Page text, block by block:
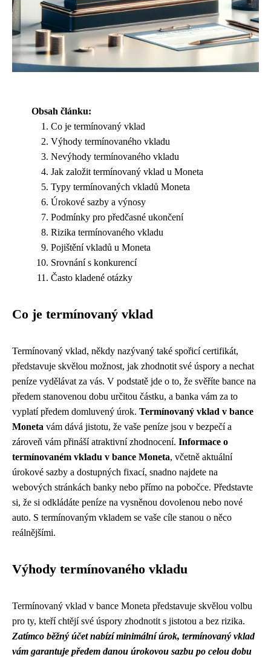
Obsah článku:
Co je termínovaný vklad
Výhody termínovaného vkladu
Nevýhody termínovaného vkladu
Jak založit termínovaný vklad u Moneta
Typy termínovaných vkladů Moneta
Úrokové sazby a výnosy
Podmínky pro předčasné ukončení
Rizika termínovaného vkladu
Pojištění vkladů u Moneta
Srovnání s konkurencí
Často kladené otázky
Co je termínovaný vklad
Termínovaný vklad, někdy nazývaný také spořicí certifikát,
představuje skvělou možnost, jak zhodnotit své úspory a nechat
peníze vydělávat za vás. V podstatě jde o to, že svěříte bance na
předem stanovenou dobu určitou částku, a banka vám za to
vyplatí předem domluvený úrok. Termínovaný vklad v bance
Moneta vám dává jistotu, že vaše peníze jsou v bezpečí a
zároveň vám přináší atraktivní zhodnocení. Informace o
termínovaném vkladu v bance Moneta, včetně aktuální
úrokové sazby a dostupných fixací, snadno najdete na
webových stránkách banky nebo přímo na pobočce. Představte
si, že si odkládáte peníze na vysněnou dovolenou nebo nové
auto. S termínovaným vkladem se vaše cíle stanou o něco
reálnějšími.
Výhody termínovaného vkladu
Termínovaný vklad v bance Moneta představuje skvělou volbu
pro ty, kteří chtějí své úspory zhodnotit s jistotou a bez rizika.
Zatímco běžný účet nabízí minimální úrok, termínovaný vklad
vám garantuje předem danou úrokovou sazbu po celou dobu